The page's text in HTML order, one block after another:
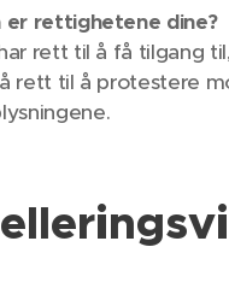
er rettighetene dine?
rett til å få tilgang
rett til å protestere